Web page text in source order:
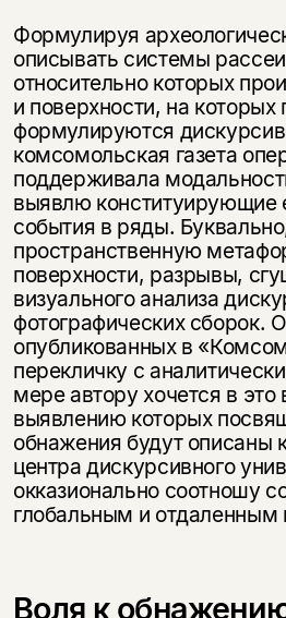
Формулируя
описывать системы
относительно которых
и поверхности, на
формулируются
комсомольская газета
поддерживала
выявлю конституирующие
события в ряды.
пространственную
поверхности, разрывы,
визуального анализа
фотографических сборок.
опубликованных в
перекличку с
мере автору хочется в
выявлению которых
обнажения будут описаны
центра дискурсивного
окказионально соотношу
глобальным и отдаленным
Воля к